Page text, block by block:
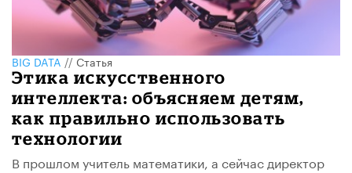
BIG DATA//Статья
Этика искусственного
интеллекта: объясняем детям,
как правильно использовать
технологии
В прошлом учитель математики, а сейчас директор